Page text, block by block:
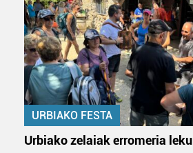
URBIAKO FESTA
Urbiako zelaiak erromeria leku